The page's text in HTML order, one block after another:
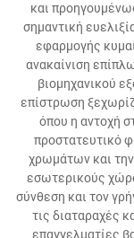
και
σημαντική
εφαρμογής
ανακαίνιση
βιομηχανικού
επίστρωση
όπου η αντοχή
προστατευτικό
χρωμάτων και
εσωτερικούς
σύνθεση και τον
τις διαταραχές
επαγγελματίες